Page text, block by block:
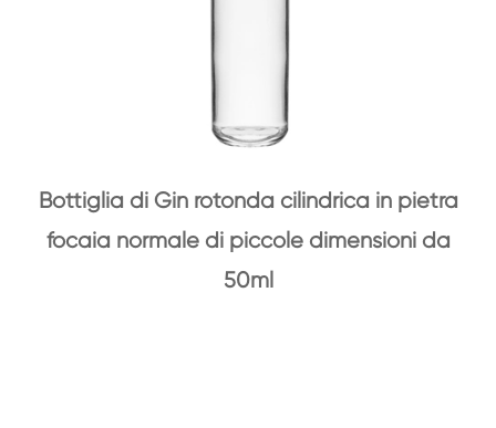
Bottiglia di Gin rotonda cilindrica in pietra
focaia normale di piccole dimensioni da
50ml